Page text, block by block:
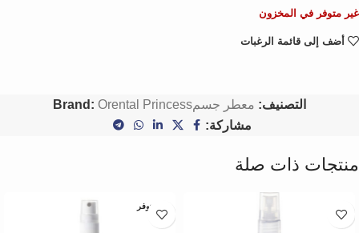
غير متوفر في المخزون
أضف إلى قائمة الرغبات
التصنيف: معطر جسم Brand: Orental Princess
مشاركة:
منتجات ذات صلة
غير متوفر